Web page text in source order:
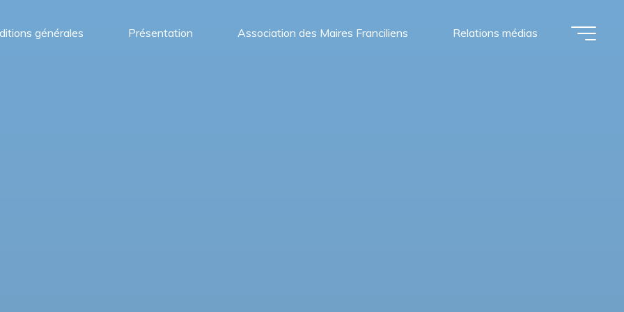
générales Présentation Association des Maires Franciliens Relations médias